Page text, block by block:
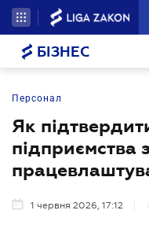
БІЗНЕС
Персонал
Як
підприємства
1 червня 2026, 17:12